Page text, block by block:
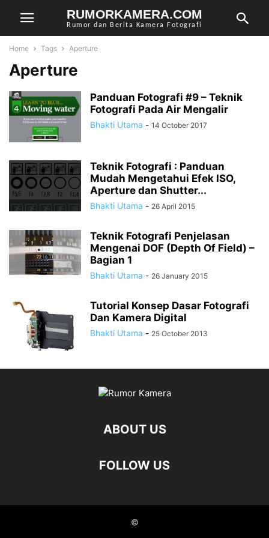
RUMORKAMERA.COM
Rumor dan Berita Kamera Fotografi
Home Tags Aperture
Aperture
Panduan Fotografi #9 – Teknik
Fotografi Pada Air Mengalir
Bhakti Utama - 14 October 2017
Teknik Fotografi : Panduan
Mudah Mengetahui Efek ISO,
Aperture dan Shutter...
Bhakti Utama - 26 April 2015
Teknik Fotografi Penjelasan
Mengenai DOF (Depth Of Field) –
Bagian 1
Bhakti Utama - 26 January 2015
Tutorial Konsep Dasar Fotografi
Dan Kamera Digital
Bhakti Utama - 25 October 2013
ABOUT US
FOLLOW US
©